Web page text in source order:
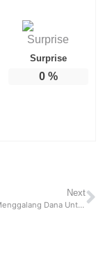
Surprise
0%
Next
Warga Rusia Menggalang Dana Untuk Melengkapi Kebutuhan Para Tentara Di Ukraina